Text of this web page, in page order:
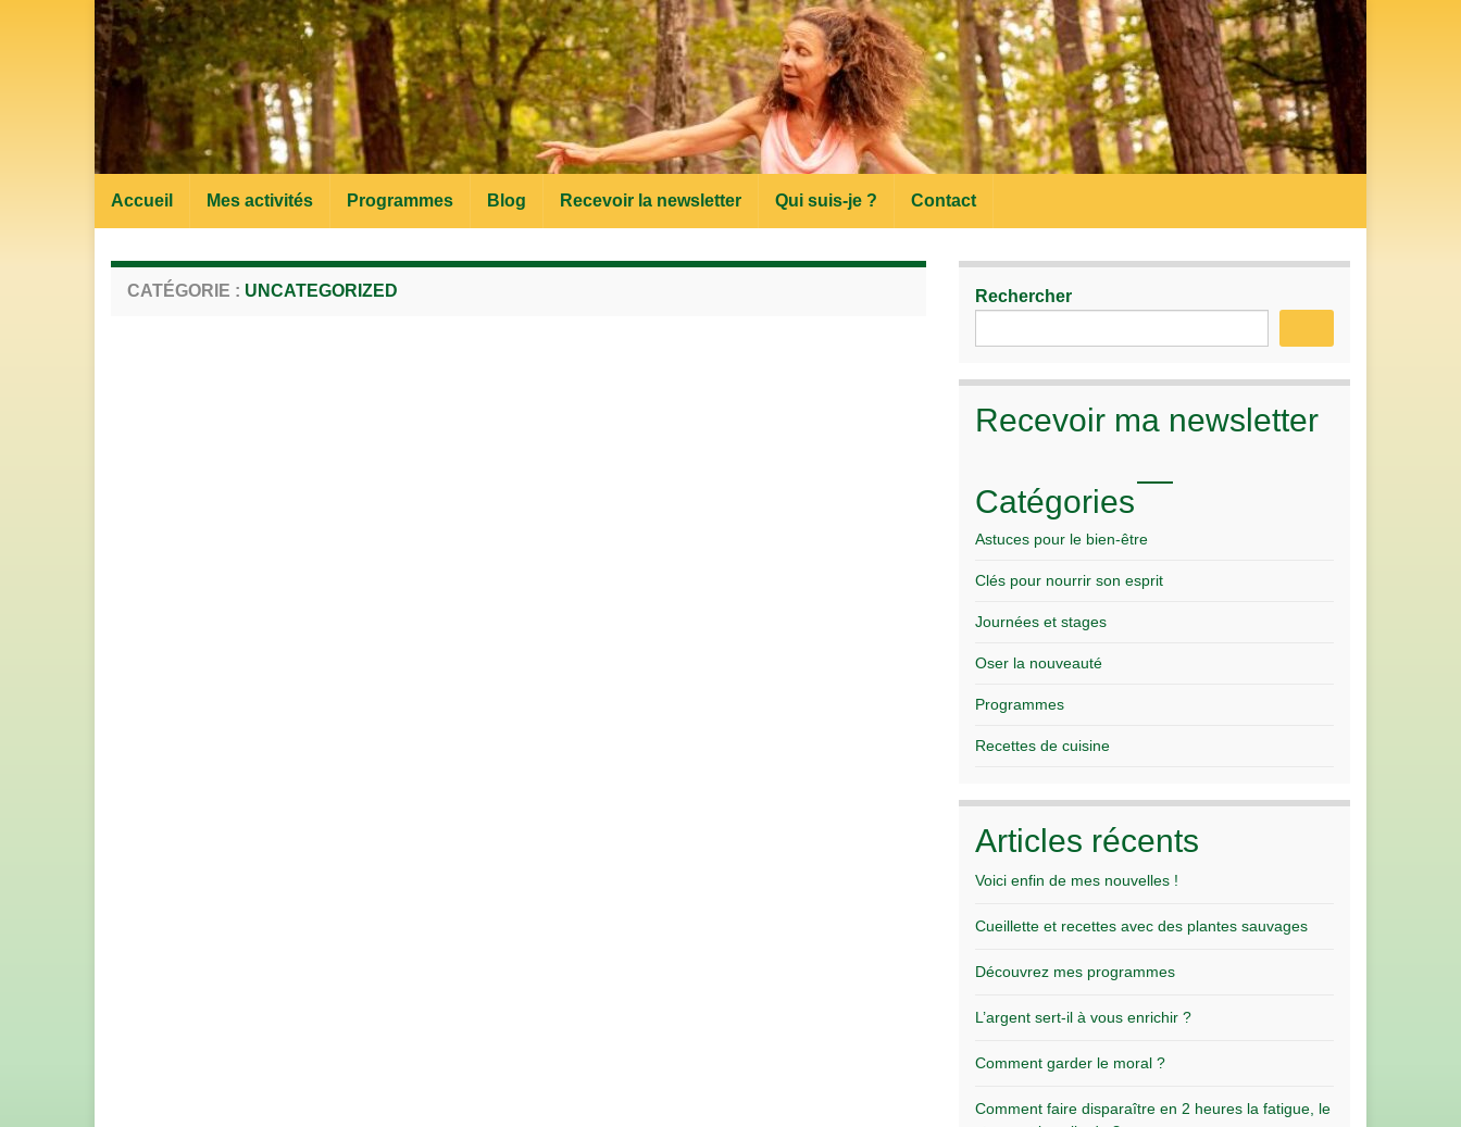
Accueil Mes activités Programmes Blog Recevoir la newsletter Qui suis-je ? Contact
CATÉGORIE : UNCATEGORIZED Rechercher
Recevoir ma newsletter
Catégories
Astuces pour le bien-être
Clés pour nourrir son esprit
Journées et stages
Oser la nouveauté
Programmes
Recettes de cuisine
Articles récents
Voici enfin de mes nouvelles !
Cueillette et recettes avec des plantes sauvages
Découvrez mes programmes
L’argent sert-il à vous enrichir ?
Comment garder le moral ?
Comment faire disparaître en 2 heures la fatigue, le